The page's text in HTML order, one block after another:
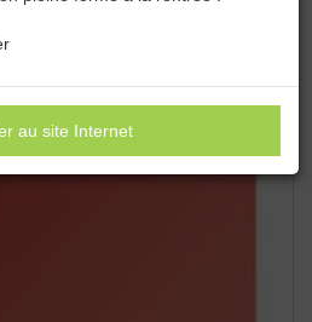
au site Internet